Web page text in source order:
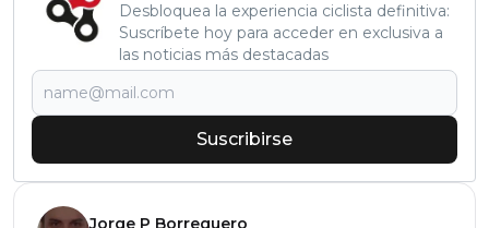
Desbloquea la experiencia ciclista definitiva:
Suscríbete hoy para acceder en exclusiva a
las noticias más destacadas
Suscribirse
Jorge P Borreguero